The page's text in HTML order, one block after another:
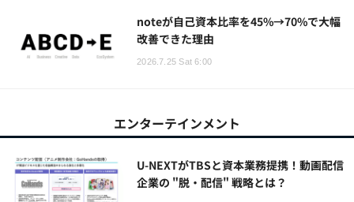
noteが自己資本比率を45%→70%で大幅
改善できた理由
2026.7.25 Sat 6:00
エンターテインメント
U-NEXTがTBSと資本業務提携！動画配信
企業の "脱・配信" 戦略とは？